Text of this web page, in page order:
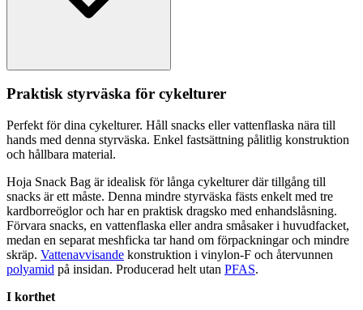
Praktisk styrväska för cykelturer
Perfekt för dina cykelturer. Håll snacks eller vattenflaska nära till
hands med denna styrväska. Enkel fastsättning pålitlig konstruktion
och hållbara material.
Hoja Snack Bag är idealisk för långa cykelturer där tillgång till
snacks är ett måste. Denna mindre styrväska fästs enkelt med tre
kardborreöglor och har en praktisk dragsko med enhandslåsning.
Förvara snacks, en vattenflaska eller andra småsaker i huvudfacket,
medan en separat meshficka tar hand om förpackningar och mindre
skräp. Vattenavvisande konstruktion i vinylon-F och återvunnen
polyamid på insidan. Producerad helt utan PFAS.
I korthet